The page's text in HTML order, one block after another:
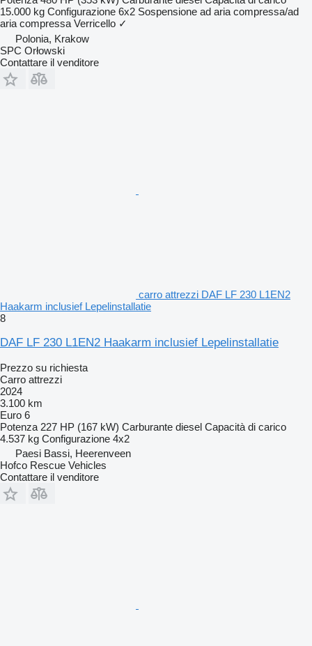
15.000 kg Configurazione 6x2 Sospensione ad aria compressa/ad
aria compressa Verricello ✓
Polonia, Krakow
SPC Orłowski
Contattare il venditore
carro attrezzi DAF LF 230 L1EN2
Haakarm inclusief Lepelinstallatie
8
DAF LF 230 L1EN2 Haakarm inclusief Lepelinstallatie
Prezzo su richiesta
Carro attrezzi
2024
3.100 km
Euro 6
Potenza 227 HP (167 kW) Carburante diesel Capacità di carico
4.537 kg Configurazione 4x2
Paesi Bassi, Heerenveen
Hofco Rescue Vehicles
Contattare il venditore